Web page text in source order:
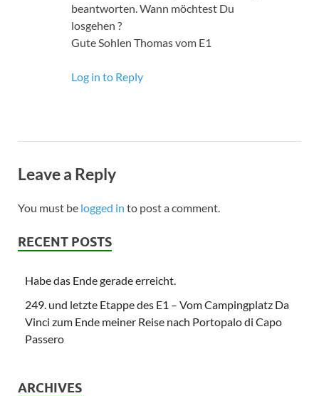
beantworten. Wann möchtest Du
losgehen ?
Gute Sohlen Thomas vom E1
Log in to Reply
Leave a Reply
You must be logged in to post a comment.
RECENT POSTS
Habe das Ende gerade erreicht.
249. und letzte Etappe des E1 – Vom Campingplatz Da
Vinci zum Ende meiner Reise nach Portopalo di Capo
Passero
ARCHIVES